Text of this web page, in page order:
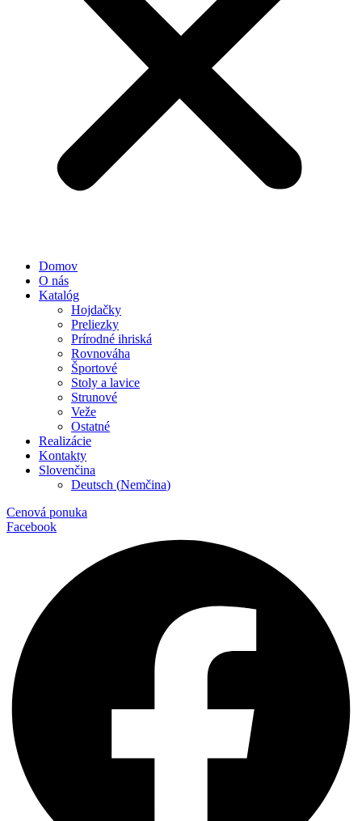
Domov
O nás
Katalóg
Hojdačky
Preliezky
Prírodné ihriská
Rovnováha
Športové
Stoly a lavice
Strunové
Veže
Ostatné
Realizácie
Kontakty
Slovenčina
Deutsch (Nemčina)
Cenová ponuka
Facebook